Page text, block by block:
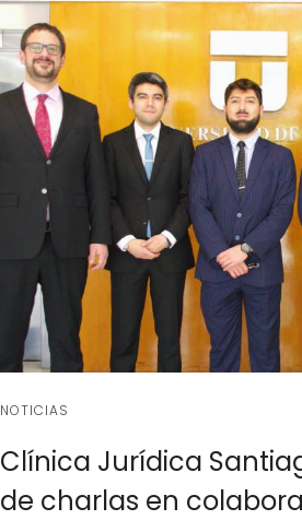
NOTICIAS
Clínica Jurídica
de charlas en